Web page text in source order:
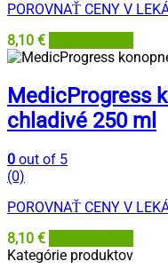
POROVNAŤ CENY V
8,10 €
MedicProgress
chladivé 250 ml
0 out of 5
(0)
POROVNAŤ CENY V
8,10 €
Kategórie produktov